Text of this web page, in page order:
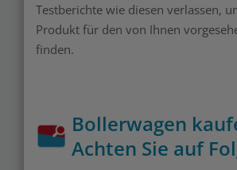
Testberichte wie diesen verlassen,
Produkt für den von Ihnen
finden.
Bollerwagen
Achten Sie auf